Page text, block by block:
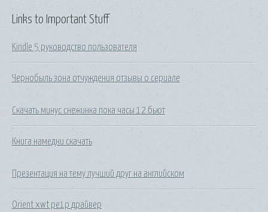
Links to Important Stuff
Kindle 5 руководство пользователя
Чернобыль зона отчуждения отзывы о сериале
Скачать минус снежинка пока часы 12 бьют
Книга намедни скачать
Презентация на тему лучший друг на английском
Orient xwt pe1p драйвер